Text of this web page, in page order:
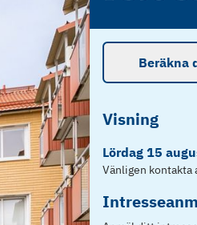
Beräkna
Visning
Lördag 15
Vänligen kontakta